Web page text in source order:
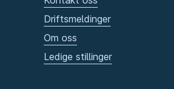
Driftsmeldinger
Om oss
Ledige stillinger